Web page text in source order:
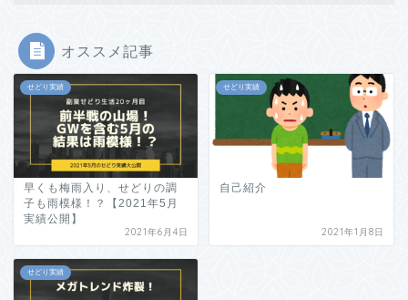
オススメ記事
せどり実績
早くも梅雨入り、せどりの調
子も雨模様！？【2021年5月
実績公開】
2021年6月4日
せどり実績
自己紹介
2021年1月8日
せどり実績